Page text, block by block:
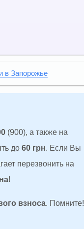
в Запорожье
(900), а также на
до 60 грн. Если Вы
перезвонить на
!
взноса. Помните!